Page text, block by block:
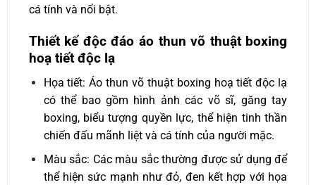
cá tính và nổi bật.
Thiết kế độc đáo áo thun võ thuật boxing
hoạ tiết độc lạ
Họa tiết: Áo thun võ thuật boxing hoạ tiết độc lạ
có thể bao gồm hình ảnh các võ sĩ, găng tay
boxing, biểu tượng quyền lực, thể hiện tinh thần
chiến đấu mãnh liệt và cá tính của người mặc.
Màu sắc: Các màu sắc thường được sử dụng để
thể hiện sức mạnh như đỏ, đen kết hợp với họa